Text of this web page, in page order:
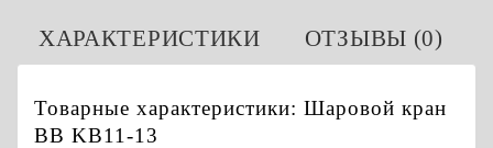
ХАРАКТЕРИСТИКИ
ОТЗЫВЫ (0)
Товарные характеристики: Шаровой кран
ВВ KB11-13